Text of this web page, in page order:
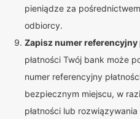
pieniądze za
odbiorcy.
Zapisz numer referencyjny
płatności Twój bank może
numer referencyjny
bezpiecznym miejscu, w
płatności lub